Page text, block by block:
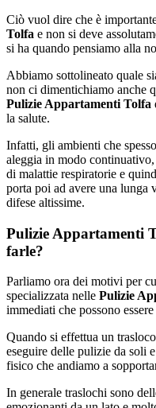
Ciò vuol dire che è
Tolfa e non si deve
si ha quando pensiamo alla
Abbiamo sottolineato quale
non ci dimentichiamo anche
Pulizie Appartamenti Tolfa
la salute.
Infatti, gli ambienti che
aleggia in modo
di malattie respiratorie e
porta poi ad avere una lunga
difese altissime.
Pulizie Appartamenti
farle?
Parliamo ora dei motivi per
specializzata nelle Pulizie
immediati che possono
Quando si effettua un
eseguire delle pulizie da soli
fisico che andiamo a
In generale traslochi sono